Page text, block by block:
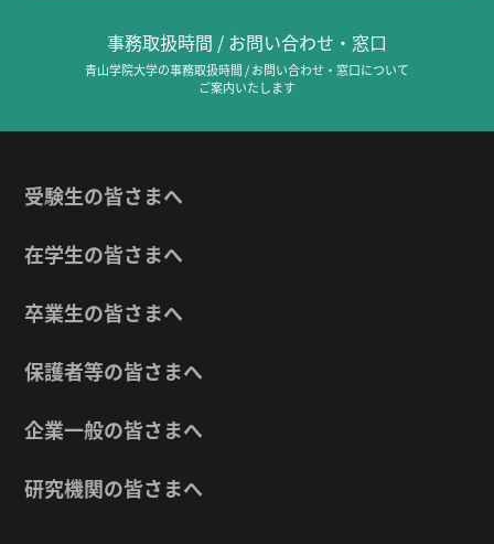
事務取扱時間 / お問い合わせ・窓口
青山学院大学の事務取扱時間 / お問い合わせ・窓口について
ご案内いたします
受験生の皆さまへ
在学生の皆さまへ
卒業生の皆さまへ
保護者等の皆さまへ
企業一般の皆さまへ
研究機関の皆さまへ